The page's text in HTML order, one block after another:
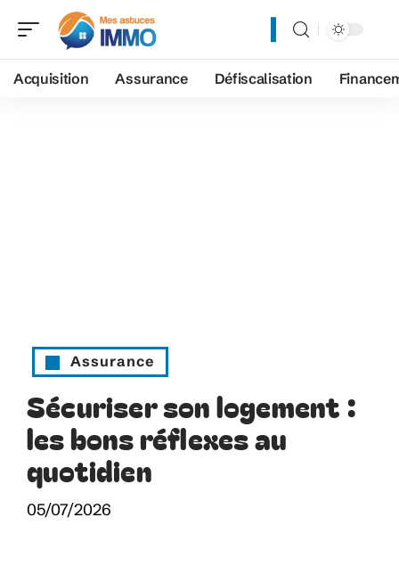
Acquisition Assurance Défiscalisation
Assurance
Sécuriser son logement :
les bons réflexes au
quotidien
05/07/2026